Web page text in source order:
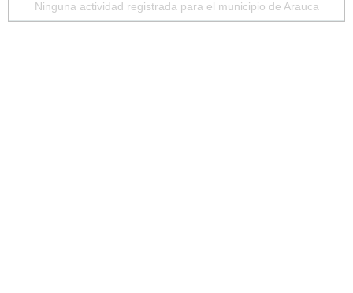
Ninguna actividad registrada para el municipio de Arauca